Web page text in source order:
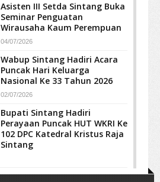
Asisten III Setda Sintang Buka
Seminar Penguatan
Wirausaha Kaum Perempuan
04/07/2026
Wabup Sintang Hadiri Acara
Puncak Hari Keluarga
Nasional Ke 33 Tahun 2026
02/07/2026
Bupati Sintang Hadiri
Perayaan Puncak HUT WKRI Ke
102 DPC Katedral Kristus Raja
Sintang